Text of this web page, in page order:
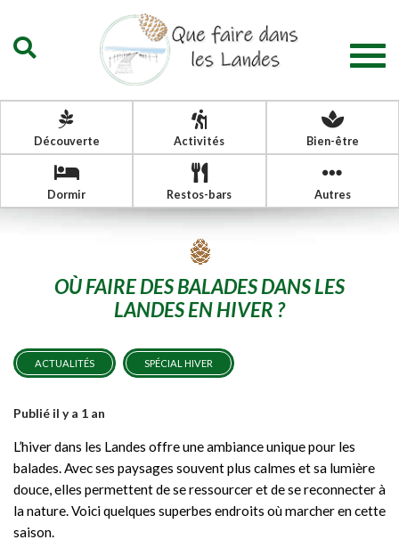
Découverte Activités Bien-être
Dormir Restos-bars Autres
OÙ FAIRE DES BALADES DANS LES
LANDES EN HIVER ?
ACTUALITÉS SPÉCIAL HIVER
Publié il y a 1 an
L’hiver dans les Landes offre une ambiance unique pour les
balades. Avec ses paysages souvent plus calmes et sa lumière
douce, elles permettent de se ressourcer et de se reconnecter à
la nature. Voici quelques superbes endroits où marcher en cette
saison.